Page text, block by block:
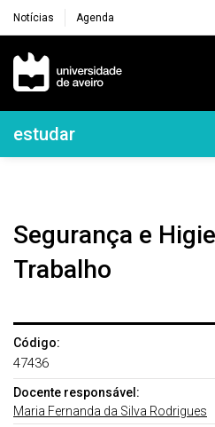
Notícias Agenda
Navegação Principal
Navegação Lateral
estudar
Segurança e Higiene No
Trabalho
Código:
47436
Docente responsável:
Maria Fernanda da Silva Rodrigues